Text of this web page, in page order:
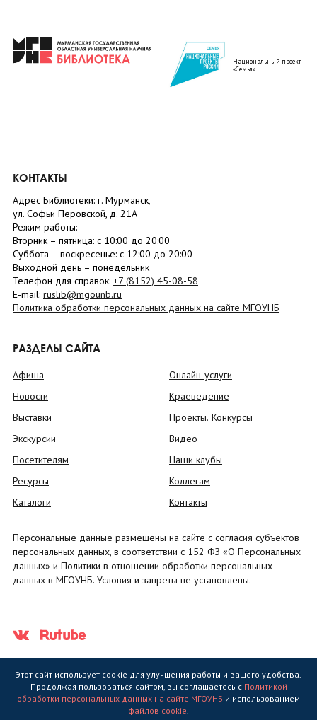
Национальный проект
«Семья»
КОНТАКТЫ
Адрес Библиотеки: г. Мурманск,
ул. Софьи Перовской, д. 21А
Режим работы:
Вторник – пятница: с 10:00 до 20:00
Суббота – воскресенье: c 12:00 до 20:00
Выходной день – понедельник
Телефон для справок: +7 (8152) 45-08-58
E-mail: ruslib@mgounb.ru
Политика обработки персональных данных на сайте МГОУНБ
РАЗДЕЛЫ САЙТА
Афиша
Новости
Выставки
Экскурсии
Посетителям
Ресурсы
Каталоги
Онлайн-услуги
Краеведение
Проекты. Конкурсы
Видео
Наши клубы
Коллегам
Контакты
Персональные данные размещены на сайте с согласия субъектов
персональных данных, в соответствии с 152 ФЗ «О Персональных
данных» и Политики в отношении обработки персональных
данных в МГОУНБ. Условия и запреты не установлены.
Государственное областное бюджетное учреждение культуры
Этот сайт использует cookie для улучшения работы и вашего удобства.
Продолжая пользоваться сайтом, вы соглашаетесь с Политикой
обработки персональных данных на сайте МГОУНБ и использованием
файлов cookie.